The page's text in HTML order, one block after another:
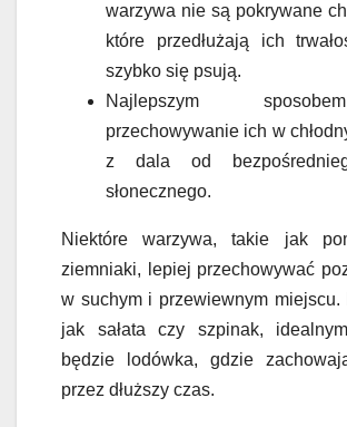
warzywa nie są pokrywane
które przedłużają ich
szybko się psują.
Najlepszym
przechowywanie ich w
z dala od
słonecznego.
Niektóre warzywa, takie jak
ziemniaki, lepiej przechowywać
w suchym i przewiewnym miejscu.
jak sałata czy szpinak,
będzie lodówka, gdzie
przez dłuższy czas.